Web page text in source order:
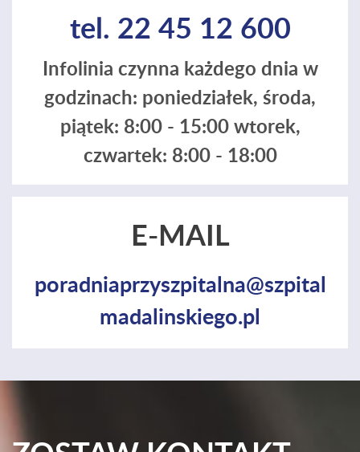
tel. 22 45 12 600
Infolinia czynna każdego dnia w
godzinach: poniedziałek, środa,
piątek: 8:00 - 15:00 wtorek,
czwartek: 8:00 - 18:00
E-MAIL
poradniaprzyszpitalna@szpital
madalinskiego.pl